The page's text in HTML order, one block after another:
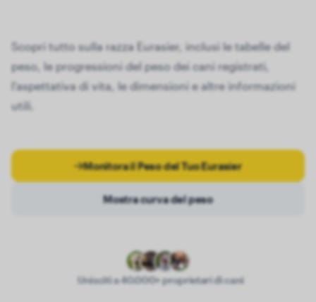
Scopri tutto sulla razza Eurasier, inclusi le tabelle del
peso, le progressioni del peso dei cani registrati,
l'aspettativa di vita, le dimensioni e altre informazioni
utili.
Monitora il Peso del Tuo Eurasier
Mostra curva del peso
Unisciti a 40.000+ proprietari di cani